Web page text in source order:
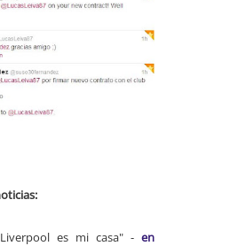
es mi casa" - en